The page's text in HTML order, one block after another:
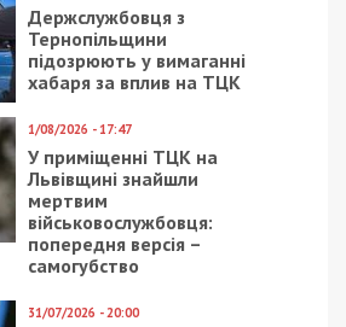
Держслужбовця з
Тернопільщини
підозрюють у вимаганні
хабаря за вплив на ТЦК
1/08/2026 - 17:47
У приміщенні ТЦК на
Львівщині знайшли
мертвим
військовослужбовця:
попередня версія –
самогубство
31/07/2026 - 20:00